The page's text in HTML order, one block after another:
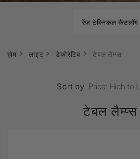
रेंज टेक्निकल कैटलॉग
होम लाइट डेकोरेटिव टेबल लैम्प्स
टेबल लैम्प्स
Sort by